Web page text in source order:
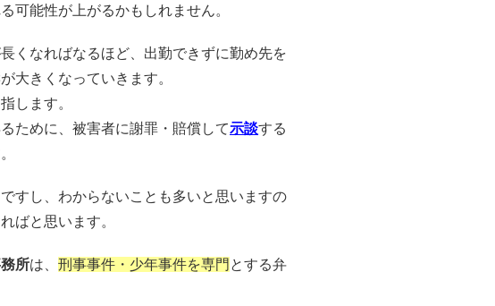
可能性が上がるかもしれません。
くなればなるほど、出勤できずに勤め先を
大きくなっていきます。
します。
ために、被害者に謝罪・賠償して示談する
すし、わからないことも多いと思いますの
ばと思います。
所は、 刑事事件・少年事件を専門 とする弁